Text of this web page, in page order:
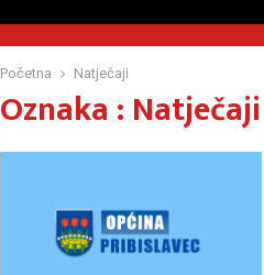
Početna Natječaji
Oznaka : Natječaji